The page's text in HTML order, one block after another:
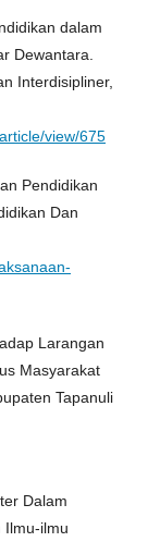
dalam
Dewantara.
Interdisipliner,
view/675
Pendidikan
Dan
Larangan
Masyarakat
Tapanuli
Dalam
Ilmu-ilmu